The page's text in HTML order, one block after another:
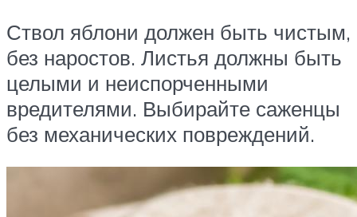
Ствол яблони должен быть чистым,
без наростов. Листья должны быть
целыми и неиспорченными
вредителями. Выбирайте саженцы
без механических повреждений.